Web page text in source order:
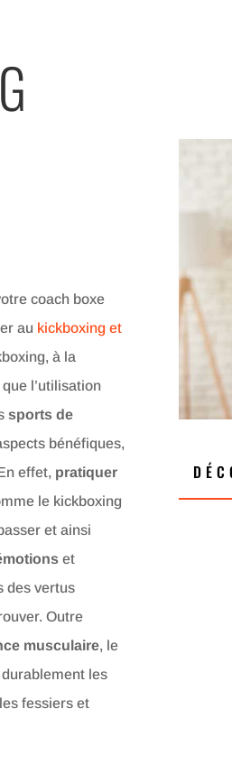
coach boxe
au kickboxing et
à la
l’utilisation
sports de
bénéfiques,
effet, pratiquer
le kickboxing
et ainsi
et
des vertus
Outre
musculaire, le
les
fessiers et